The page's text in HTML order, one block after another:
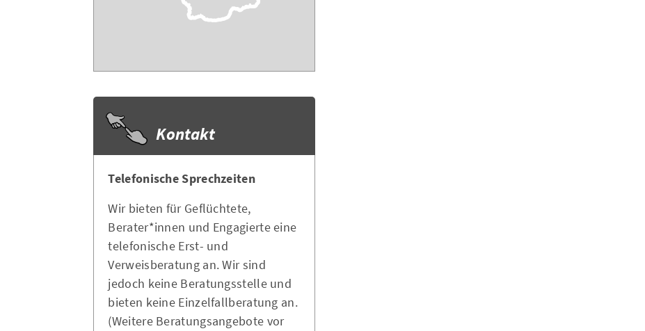
Kontakt
Telefonische Sprechzeiten
Wir bieten für Geflüchtete,
Berater*innen und Engagierte eine
telefonische Erst- und
Verweisberatung an. Wir sind
jedoch keine Beratungsstelle und
bieten keine Einzelfallberatung an.
(Weitere Beratungsangebote vor